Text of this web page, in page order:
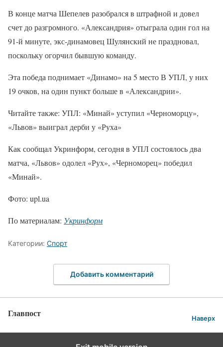
В конце матча Шепелев разобрался в штрафной и довел
счет до разгромного. «Александрия» отыграла один гол на
91-й минуте, экс-динамовец Шулянский не праздновал,
поскольку огорчил бывшую команду.
Эта победа поднимает «Динамо» на 5 место В УПЛ, у них
19 очков, на один пункт больше в «Александрии».
Читайте также: УПЛ: «Минай» уступил «Черноморцу»,
«Львов» выиграл дерби у «Руха»
Как сообщал Укринформ, сегодня в УПЛ состоялось два
матча, «Львов» одолел «Рух», «Черноморец» победил
«Минай».
Фото: upl.ua
По материалам: Укринформ
Категории: Спорт
Добавить комментарий
Главпост Наверх